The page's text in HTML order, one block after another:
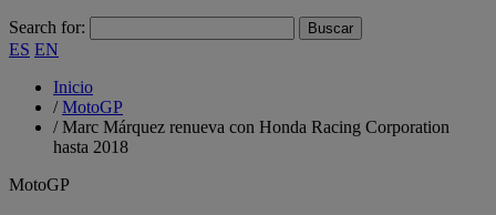
Search for:
ES EN
Inicio
/MotoGP
/Marc Márquez renueva con Honda Racing Corporation
hasta 2018
MotoGP